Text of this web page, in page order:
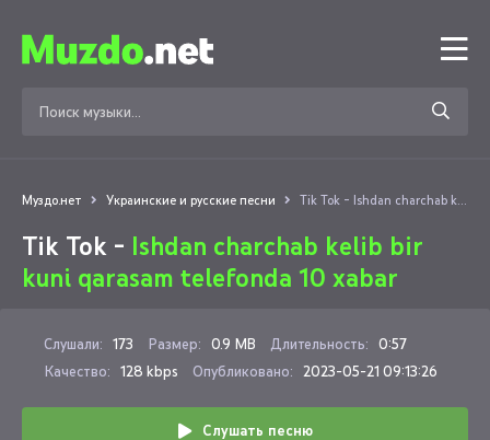
Муздо.нет Украинские и русские песни Tik Tok - Ishdan charchab kelib bir kuni qarasam telefonda 10 xabar
Tik Tok - Ishdan charchab kelib bir
kuni qarasam telefonda 10 xabar
Слушали: 173 Размер: 0.9 MB Длительность: 0:57
Качество: 128 kbps Опубликовано: 2023-05-21 09:13:26
Слушать песню